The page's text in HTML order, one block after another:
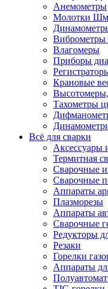
Анемометры
Молотки
Виброметры
Влагомеры
Приборы
Крановые
Тахометры
Всё для сварки
Аксессуары
Термитная
Сварочные
Сварочные
Аппараты
Плазморезы
Аппараты
Сварочные
Редукторы
Резаки
Горелки
Аппараты